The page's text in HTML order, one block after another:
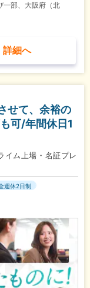
一部、大阪府（北
詳細へ
せて、余裕の
可/年間休日1
イム上場・名証プレ
週休2日制